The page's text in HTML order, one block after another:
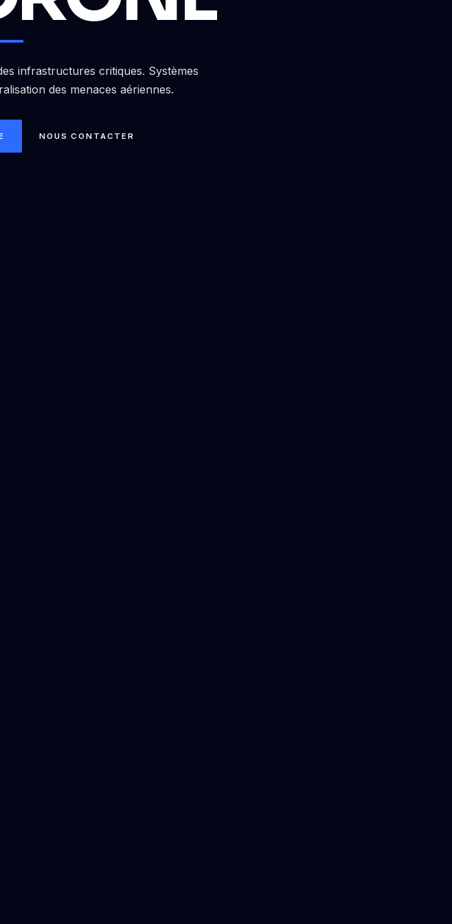
infrastructures critiques. Systèmes
des menaces aériennes.
NOUS CONTACTER